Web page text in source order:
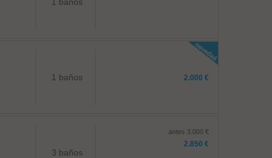
1 baños 2.000 €
3 baños
antes 3.000 €
2.850 €